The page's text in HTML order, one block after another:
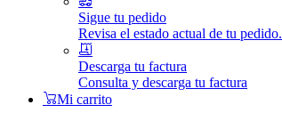
Sigue tu pedido
Revisa el estado actual de tu pedido.
Descarga tu factura
Consulta y descarga tu factura
Mi carrito